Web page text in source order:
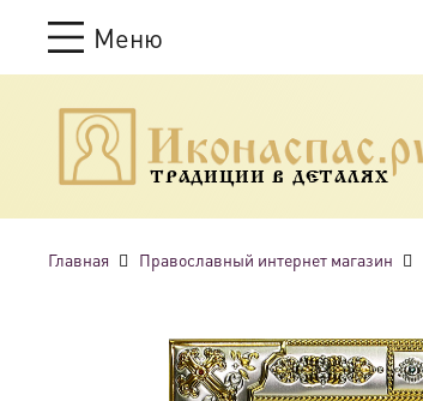
Меню
ТРАДИЦИИ В ДЕТАЛЯХ
Главная Православный интернет магазин